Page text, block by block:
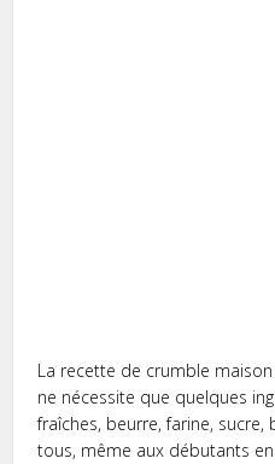
La recette de crumble
ne nécessite que quelques
fraîches, beurre, farine,
tous, même aux débutants